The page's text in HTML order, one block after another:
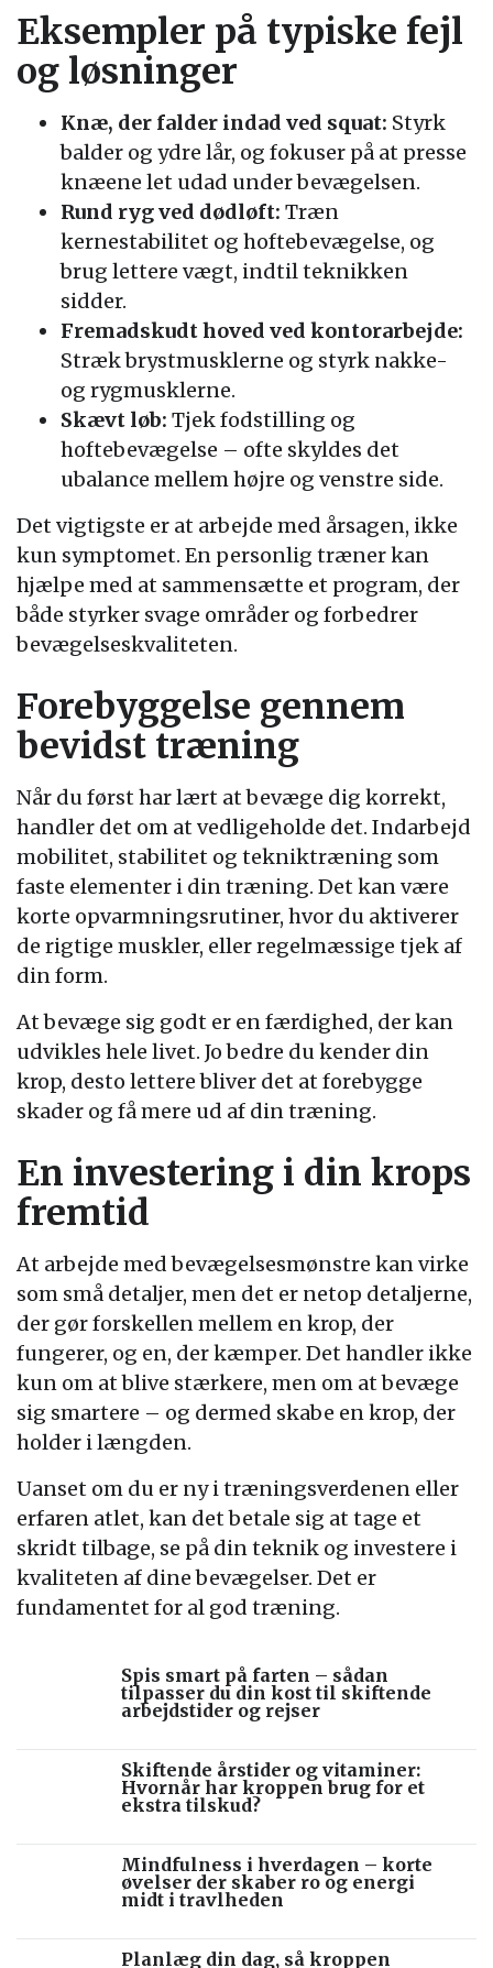
Eksempler på typiske fejl
og løsninger
Knæ, der falder indad ved squat: Styrk
balder og ydre lår, og fokuser på at presse
knæene let udad under bevægelsen.
Rund ryg ved dødløft: Træn
kernestabilitet og hoftebevægelse, og
brug lettere vægt, indtil teknikken
sidder.
Fremadskudt hoved ved kontorarbejde:
Stræk brystmusklerne og styrk nakke-
og rygmusklerne.
Skævt løb: Tjek fodstilling og
hoftebevægelse – ofte skyldes det
ubalance mellem højre og venstre side.
Det vigtigste er at arbejde med årsagen, ikke
kun symptomet. En personlig træner kan
hjælpe med at sammensætte et program, der
både styrker svage områder og forbedrer
bevægelseskvaliteten.
Forebyggelse gennem
bevidst træning
Når du først har lært at bevæge dig korrekt,
handler det om at vedligeholde det. Indarbejd
mobilitet, stabilitet og tekniktræning som
faste elementer i din træning. Det kan være
korte opvarmningsrutiner, hvor du aktiverer
de rigtige muskler, eller regelmæssige tjek af
din form.
At bevæge sig godt er en færdighed, der kan
udvikles hele livet. Jo bedre du kender din
krop, desto lettere bliver det at forebygge
skader og få mere ud af din træning.
En investering i din krops
fremtid
At arbejde med bevægelsesmønstre kan virke
som små detaljer, men det er netop detaljerne,
der gør forskellen mellem en krop, der
fungerer, og en, der kæmper. Det handler ikke
kun om at blive stærkere, men om at bevæge
sig smartere – og dermed skabe en krop, der
holder i længden.
Uanset om du er ny i træningsverdenen eller
erfaren atlet, kan det betale sig at tage et
skridt tilbage, se på din teknik og investere i
kvaliteten af dine bevægelser. Det er
fundamentet for al god træning.
Spis smart på farten – sådan
tilpasser du din kost til skiftende
arbejdstider og rejser
Skiftende årstider og vitaminer:
Hvornår har kroppen brug for et
ekstra tilskud?
Mindfulness i hverdagen – korte
øvelser der skaber ro og energi
midt i travlheden
Planlæg din dag, så kroppen